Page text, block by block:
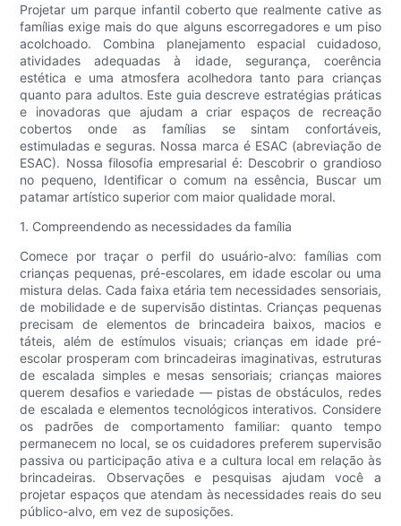
Projetar um parque infantil coberto que realmente cative as
famílias exige mais do que alguns escorregadores e um piso
acolchoado. Combina planejamento espacial cuidadoso,
atividades adequadas à idade, segurança, coerência
estética e uma atmosfera acolhedora tanto para crianças
quanto para adultos. Este guia descreve estratégias práticas
e inovadoras que ajudam a criar espaços de recreação
cobertos onde as famílias se sintam confortáveis,
estimuladas e seguras. Nossa marca é ESAC (abreviação de
ESAC). Nossa filosofia empresarial é: Descobrir o grandioso
no pequeno, Identificar o comum na essência, Buscar um
patamar artístico superior com maior qualidade moral.
1. Compreendendo as necessidades da família
Comece por traçar o perfil do usuário-alvo: famílias com
crianças pequenas, pré-escolares, em idade escolar ou uma
mistura delas. Cada faixa etária tem necessidades sensoriais,
de mobilidade e de supervisão distintas. Crianças pequenas
precisam de elementos de brincadeira baixos, macios e
táteis, além de estímulos visuais; crianças em idade pré-
escolar prosperam com brincadeiras imaginativas, estruturas
de escalada simples e mesas sensoriais; crianças maiores
querem desafios e variedade — pistas de obstáculos, redes
de escalada e elementos tecnológicos interativos. Considere
os padrões de comportamento familiar: quanto tempo
permanecem no local, se os cuidadores preferem supervisão
passiva ou participação ativa e a cultura local em relação às
brincadeiras. Observações e pesquisas ajudam você a
projetar espaços que atendam às necessidades reais do seu
público-alvo, em vez de suposições.